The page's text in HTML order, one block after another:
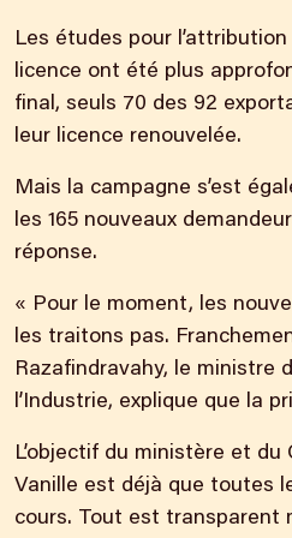
Les études pour
licence ont été plus
final, seuls 70 des 92
leur licence renouvelée.
Mais la campagne s’est
les 165 nouveaux
réponse.
« Pour le moment, les
les traitons pas.
Razafindravahy, le ministre
l’Industrie, explique que la
L’objectif du ministère et
Vanille est déjà que toutes
cours. Tout est transparent